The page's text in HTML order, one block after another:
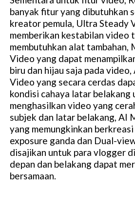
banyak fitur yang dibutuhkan
kreator pemula, Ultra Steady
memberikan kestabilan video
membutuhkan alat tambahan,
Video yang dapat
biru dan hijau saja pada
Video yang secara cerdas
kondisi cahaya latar belakang
menghasilkan video yang
subjek dan latar belakang, AI
yang memungkinkan
exposure ganda dan Dual-
disajikan untuk para vlogger
depan dan belakang dapat
bersamaan.